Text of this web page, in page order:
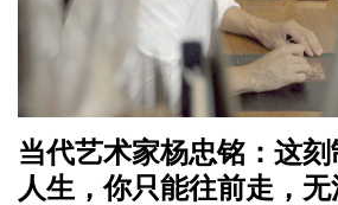
当代艺术家杨忠铭：这
人生，你只能往前走，无